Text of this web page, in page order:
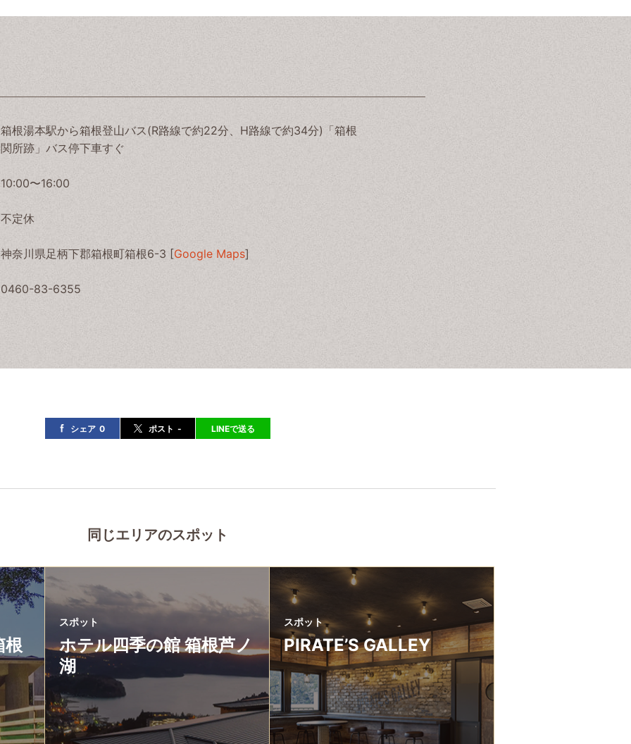
箱根湯本駅から箱根登山バス(R路線で約22分、H路線で約34分)「箱根
関所跡」バス停下車すぐ
10:00〜16:00
不定休
神奈川県足柄下郡箱根町箱根6-3 [Google Maps]
0460-83-6355
シェア 0 ポスト - LINEで送る
同じエリアのスポット
根
スポット
ホテル四季の館 箱根芦ノ
湖
スポット
PIRATE’S GALLEY